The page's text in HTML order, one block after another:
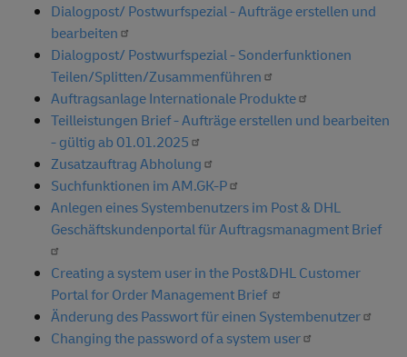
Dialogpost/ Postwurfspezial - Aufträge erstellen und
bearbeiten
Dialogpost/ Postwurfspezial - Sonderfunktionen
Teilen/Splitten/Zusammenführen
Auftragsanlage Internationale Produkte
Teilleistungen Brief - Aufträge erstellen und bearbeiten
- gültig ab 01.01.2025
Zusatzauftrag Abholung
Suchfunktionen im AM.GK-P
Anlegen eines Systembenutzers im Post & DHL
Geschäftskundenportal für Auftragsmanagment Brief
Creating a system user in the Post&DHL Customer
Portal for Order Management Brief
Änderung des Passwort für einen Systembenutzer
Changing the password of a system user